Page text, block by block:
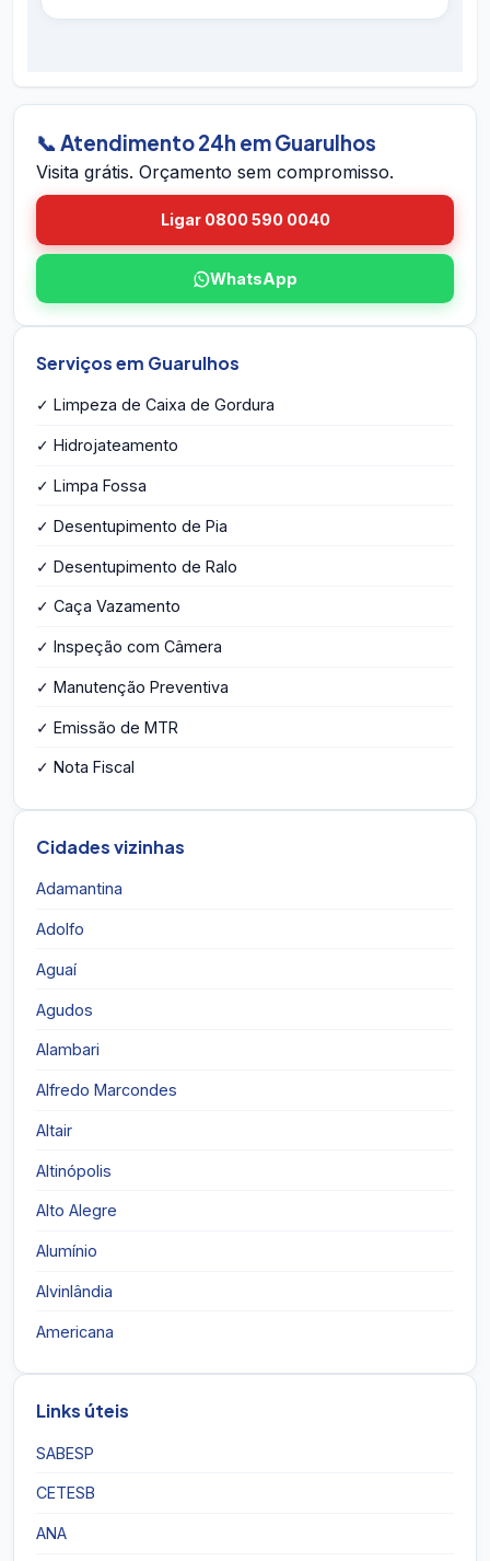
hidrojateamento completo e contratos
em Guarulhos pelo site. A equipe vai até você
em Guarulhos, avalia a caixa, mede o volume,
identifica eventuais problemas estruturais e
compromisso e sem taxa de visita.
📞 Atendimento 24h em Guarulhos
Visita grátis. Orçamento sem compromisso.
Ligar 0800 590 0040
WhatsApp
Serviços em Guarulhos
✓ Limpeza de Caixa de Gordura
✓ Hidrojateamento
✓ Limpa Fossa
✓ Desentupimento de Pia
✓ Desentupimento de Ralo
✓ Caça Vazamento
✓ Inspeção com Câmera
✓ Manutenção Preventiva
✓ Emissão de MTR
✓ Nota Fiscal
Cidades vizinhas
Adamantina
Adolfo
Aguaí
Agudos
Alambari
Alfredo Marcondes
Altair
Altinópolis
Alto Alegre
Alumínio
Alvinlândia
Americana
Links úteis
SABESP
CETESB
ANA